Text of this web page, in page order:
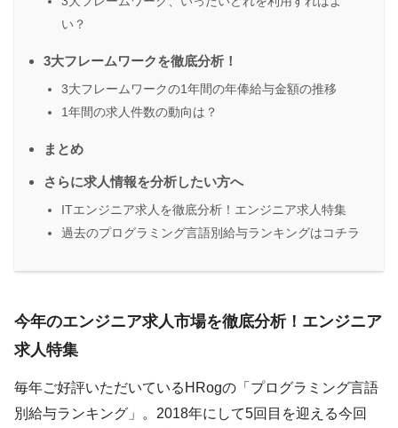
い？
3大フレームワークを徹底分析！
3大フレームワークの1年間の年俸給与金額の推移
1年間の求人件数の動向は？
まとめ
さらに求人情報を分析したい方へ
ITエンジニア求人を徹底分析！エンジニア求人特集
過去のプログラミング言語別給与ランキングはコチラ
今年のエンジニア求人市場を徹底分析！エンジニア
求人特集
毎年ご好評いただいているHRogの「プログラミング言語
別給与ランキング」。2018年にして5回目を迎える今回